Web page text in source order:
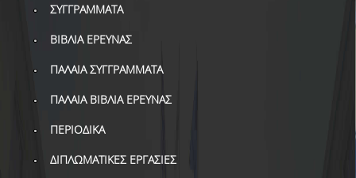
ΣΥΓΓΡΑΜΜΑΤΑ
ΒΙΒΛΙΑ ΕΡΕΥΝΑΣ
ΠΑΛΑΙΑ ΣΥΓΓΡΑΜΜΑΤΑ
ΠΑΛΑΙΑ ΒΙΒΛΙΑ ΕΡΕΥΝΑΣ
ΠΕΡΙΟΔΙΚΑ
ΔΙΠΛΩΜΑΤΙΚΕΣ ΕΡΓΑΣΙΕΣ